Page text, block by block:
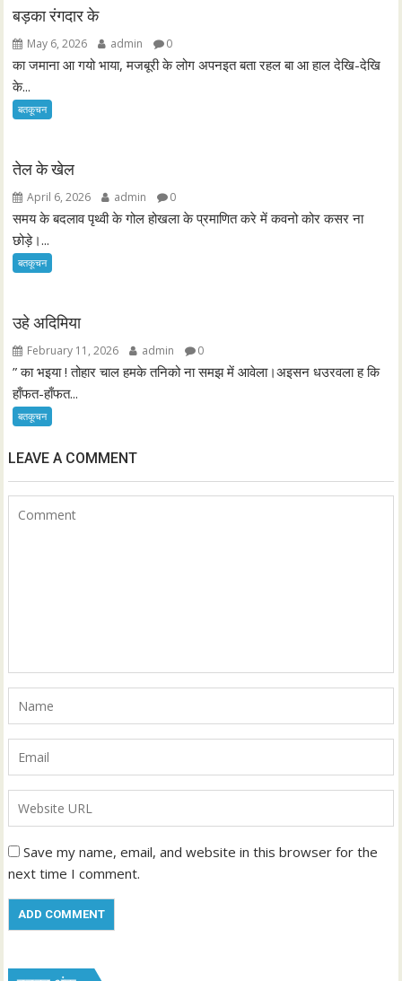
g
a
t
i
o
बड़का रंगदार के
May 6, 2026 admin 0
का जमाना आ गयो भाया, मजबूरी के लोग अपनइत बता रहल बा आ हाल देखि-देखि
के...
बतकूचन
तेल के खेल
April 6, 2026 admin 0
समय के बदलाव पृथ्वी के गोल होखला के प्रमाणित करे में कवनो कोर कसर ना
छोड़े।...
बतकूचन
उहे अदिमिया
February 11, 2026 admin 0
” का भइया ! तोहार चाल हमके तनिको ना समझ में आवेला।अइसन धउरवला ह कि
हाँफत-हाँफत...
बतकूचन
LEAVE A COMMENT
Save my name, email, and website in this browser for the
next time I comment.